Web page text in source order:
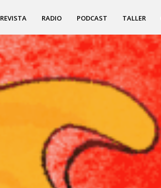
REVISTA RADIO PODCAST TALLER